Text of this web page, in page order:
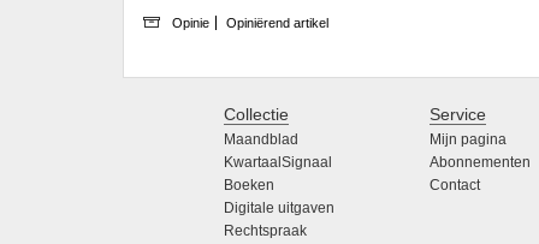
Opinie Opiniërend artikel
Collectie
Maandblad
KwartaalSignaal
Boeken
Digitale uitgaven
Rechtspraak
Service
Mijn pagina
Abonnementen
Contact